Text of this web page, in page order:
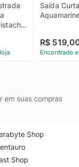
Saída
R$
Encontrado
em suas compras
Shop
Shop